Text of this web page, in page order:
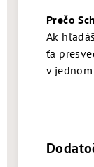
Prečo
Ak hľadáš
ťa
v